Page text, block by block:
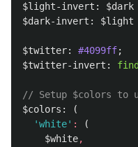
$light-invert : $dark
$dark-invert : $light
$twitter: #4099ff;
$twitter-invert :
// Setup $colors to
$colors :
(
'white' :
(
$white,